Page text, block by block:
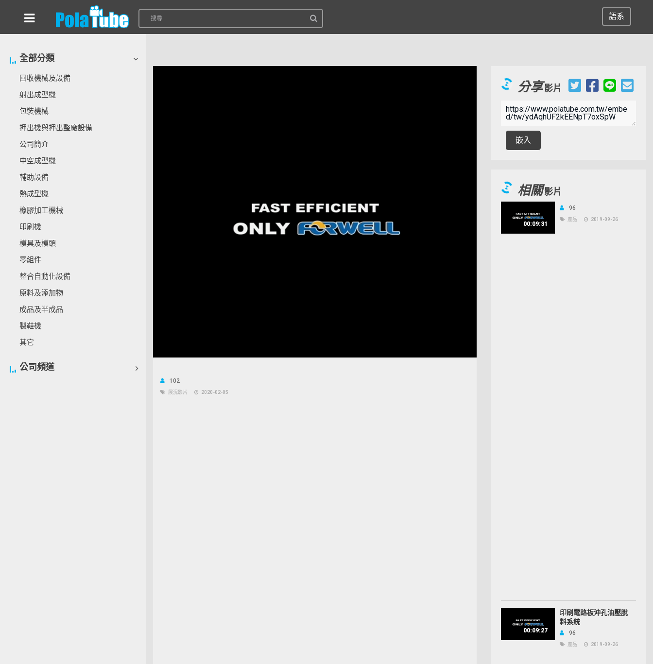
語系
全部分類
回收機械及設備
射出成型機
包裝機械
押出機與押出整廠設備
公司簡介
中空成型機
輔助設備
熱成型機
橡膠加工機械
印刷機
模具及模頭
零組件
整合自動化設備
原料及添加物
成品及半成品
製鞋機
其它
公司頻道
5.34%
selector
102
展況影片 2020-02-05
分享影片
嵌入
相關影片
00:09:31
96
產品 2019-09-26
00:09:27
印刷電路板沖孔油壓脫
料系統
96
產品 2019-09-26